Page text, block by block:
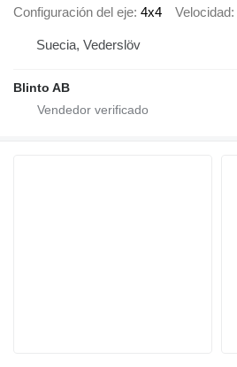
Configuración del eje 4x4 Velocidad
Suecia, Vederslöv
Blinto AB